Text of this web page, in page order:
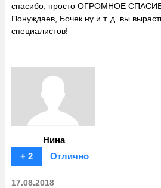
спасибо, просто ОГРОМНОЕ
Понуждаев, Бочек ну и т. д. вы
специалистов!
Нина
+ 2
Отлично
17.08.2018